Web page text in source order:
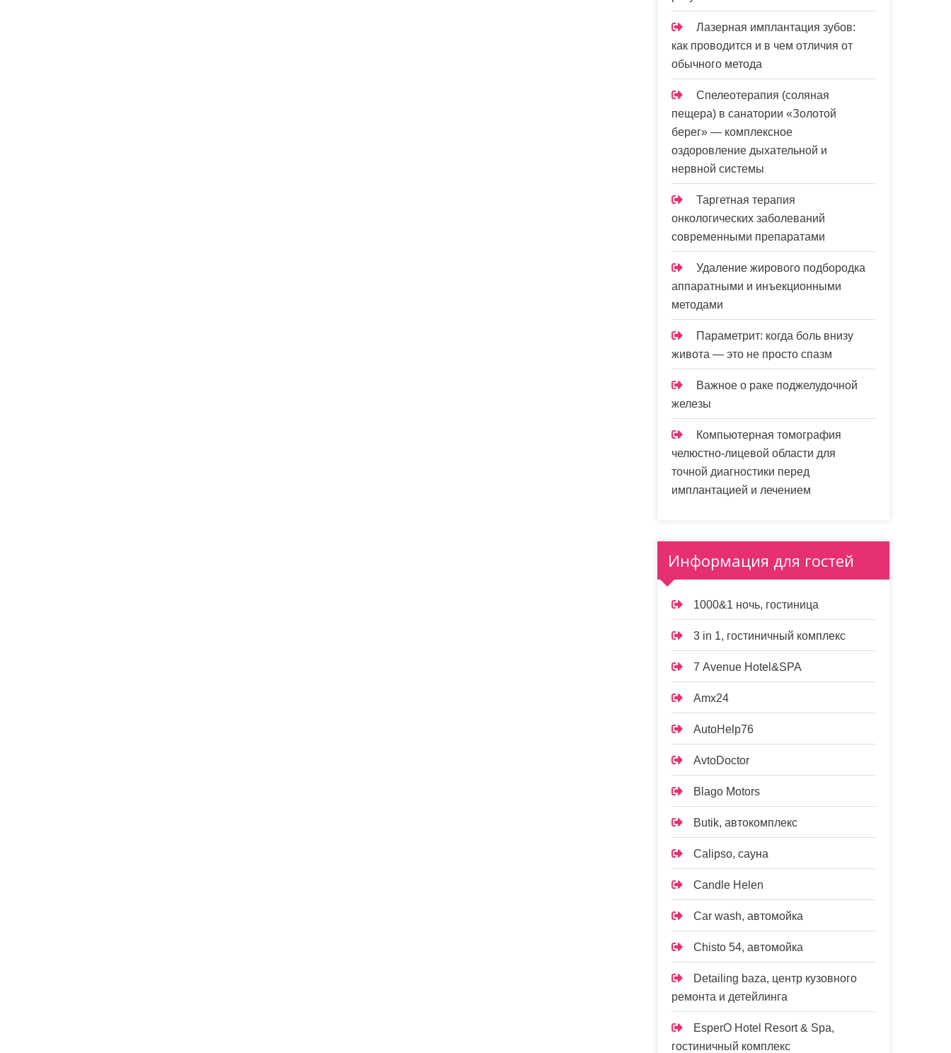
Лазерная имплантация зубов:
как проводится и в чем отличия от
обычного метода
Спелеотерапия (соляная
пещера) в санатории «Золотой
берег» — комплексное
оздоровление дыхательной и
нервной системы
Таргетная терапия
онкологических заболеваний
современными препаратами
Удаление жирового подбородка
аппаратными и инъекционными
методами
Параметрит: когда боль внизу
живота — это не просто спазм
Важное о раке поджелудочной
железы
Компьютерная томография
челюстно-лицевой области для
точной диагностики перед
имплантацией и лечением
Информация для гостей
1000&1 ночь, гостиница
3 in 1, гостиничный комплекс
7 Avenue Hotel&SPA
Amx24
AutoHelp76
AvtoDoctor
Blago Motors
Butik, автокомплекс
Calipso, сауна
Candle Helen
Car wash, автомойка
Chisto 54, автомойка
Detailing baza, центр кузовного
ремонта и детейлинга
EsperO Hotel Resort & Spa,
гостиничный комплекс